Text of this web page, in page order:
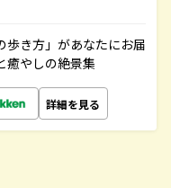
歩き方」があなたにお届
癒やしの絶景集
詳細を見る